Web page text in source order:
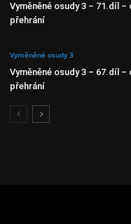
Vyměněné osudy 3 – 71.díl –
přehrání
Vyměněné osudy 3
Vyměněné osudy 3 – 67.díl –
přehrání